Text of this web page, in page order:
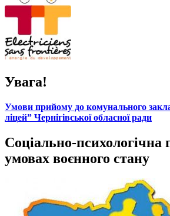
Увага!
Умови прийому до комунального
ліцей” Чернігівської обласної ради
Соціально-психологічна
умовах воєнного стану